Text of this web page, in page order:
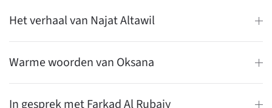
Het verhaal van Najat Altawil
Warme woorden van Oksana
In gesprek met Farkad Al Rubaiy